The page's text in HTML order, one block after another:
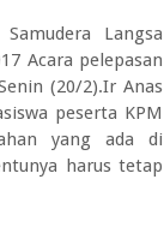
Langsa
Acara pelepasan
(20/2).Ir Anas
peserta KPM
yang ada di
harus tetap